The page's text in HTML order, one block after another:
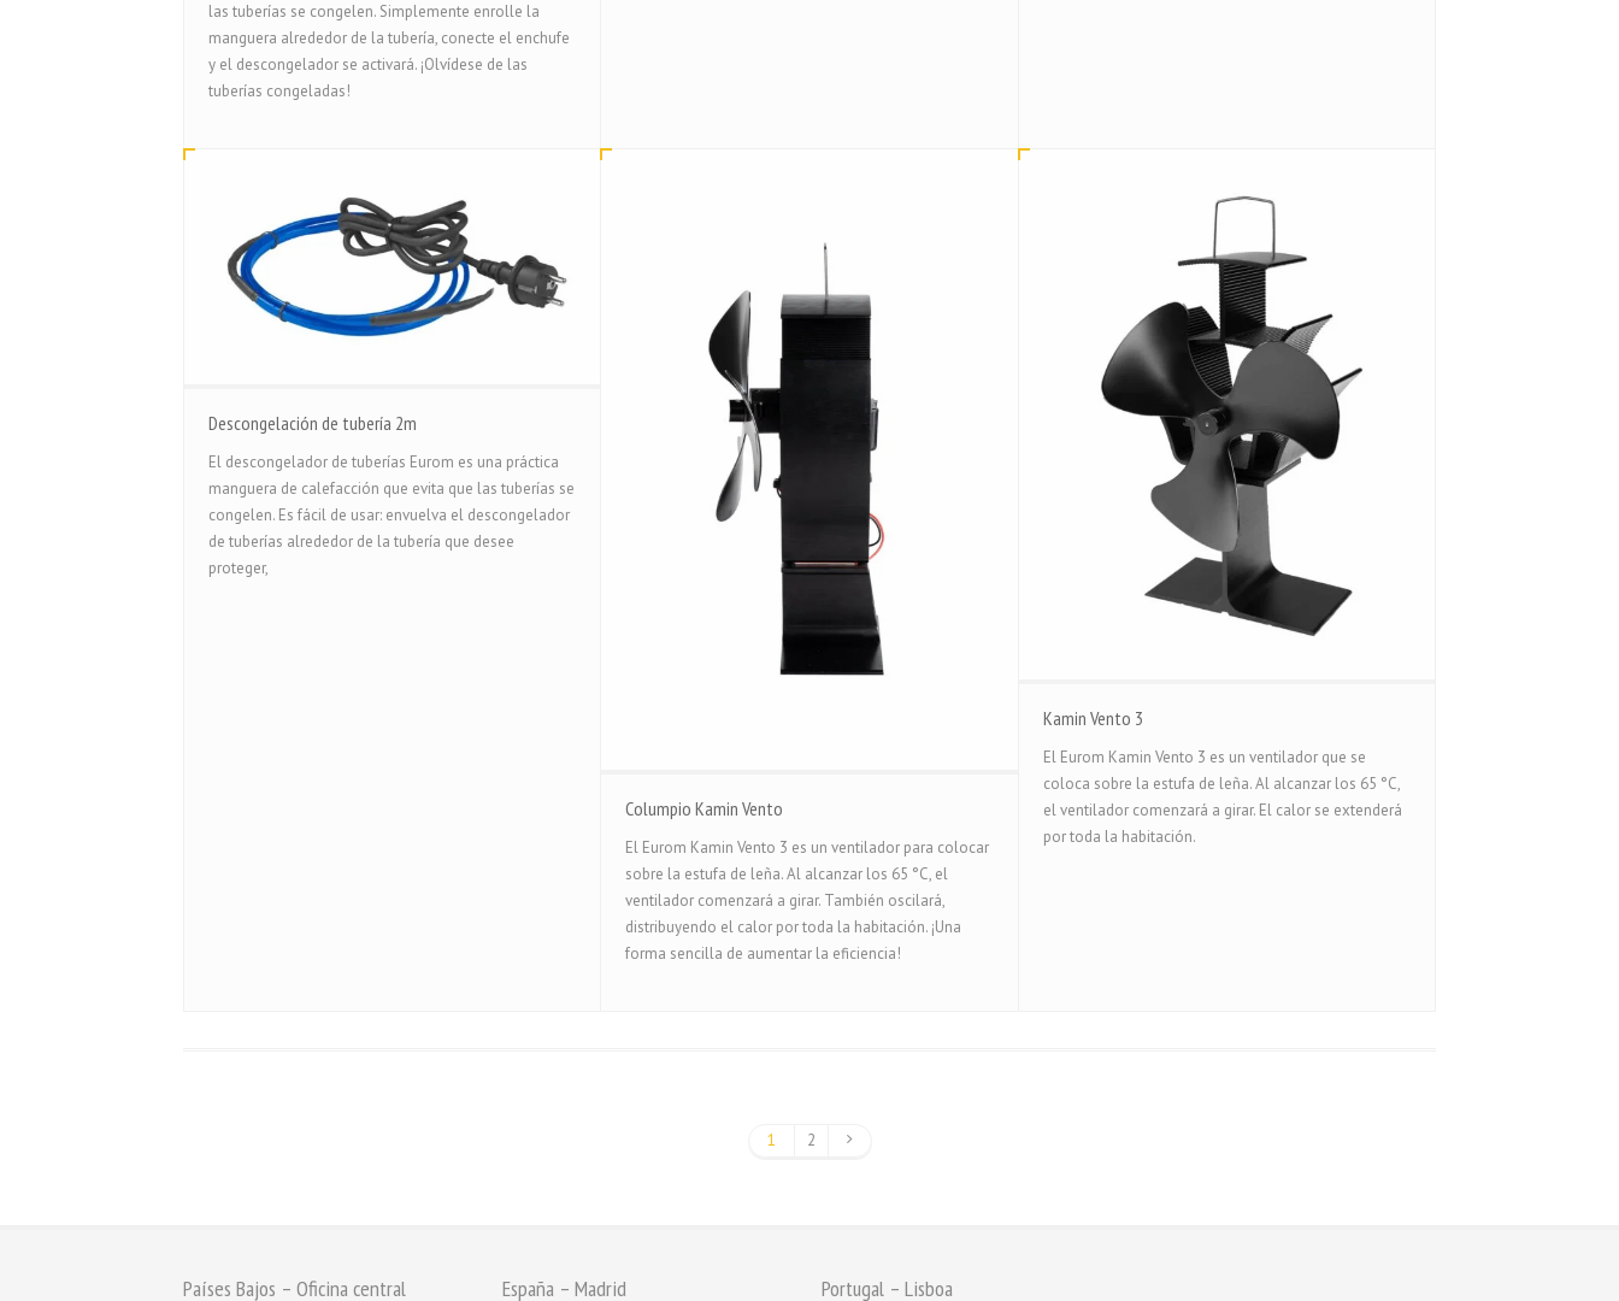
las tuberías se congelen. Simplemente enrolle la
manguera alrededor de la tubería, conecte el enchufe
y el descongelador se activará. ¡Olvídese de las
tuberías congeladas!
Descongelación de tubería 2m
El descongelador de tuberías Eurom es una práctica
manguera de calefacción que evita que las tuberías se
congelen. Es fácil de usar: envuelva el descongelador
de tuberías alrededor de la tubería que desee
proteger,
Columpio Kamin Vento
El Eurom Kamin Vento 3 es un ventilador para colocar
sobre la estufa de leña. Al alcanzar los 65 °C, el
ventilador comenzará a girar. También oscilará,
distribuyendo el calor por toda la habitación. ¡Una
forma sencilla de aumentar la eficiencia!
Kamin Vento 3
El Eurom Kamin Vento 3 es un ventilador que se
coloca sobre la estufa de leña. Al alcanzar los 65 °C,
el ventilador comenzará a girar. El calor se extenderá
por toda la habitación.
1 2
Países Bajos – Oficina central España – Madrid Portugal – Lisboa